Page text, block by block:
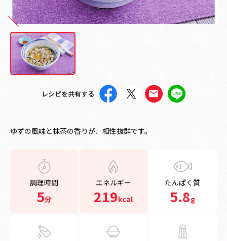
レシピを共有する
ゆずの風味と抹茶の香りが、相性抜群です。
調理時間
5分
エネルギー
219kcal
たんぱく質
5.8g